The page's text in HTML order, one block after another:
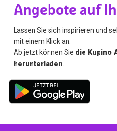
Angebote auf
Lassen Sie sich inspirieren und
mit einem Klick an.
Ab jetzt können Sie die Kupino
herunterladen